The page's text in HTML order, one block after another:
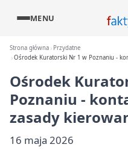
MENU
Strona główna
Przydatne
Ośrodek Kuratorski Nr 1 w Poznaniu -
Ośrodek
Poznaniu -
zasady
16 maja 2026